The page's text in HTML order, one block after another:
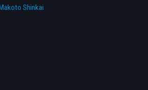
Makoto Shinkai